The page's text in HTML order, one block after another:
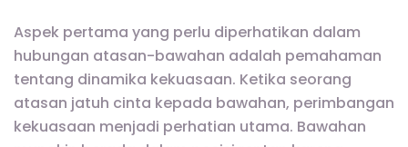
Aspek pertama yang perlu diperhatikan dalam
hubungan atasan-bawahan adalah pemahaman
tentang dinamika kekuasaan. Ketika seorang
atasan jatuh cinta kepada bawahan, perimbangan
kekuasaan menjadi perhatian utama. Bawahan